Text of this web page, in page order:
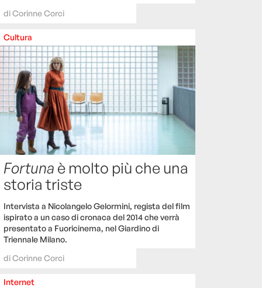
diCorinne Corci
Cultura
Fortuna è molto più che una
storia triste
Intervista a Nicolangelo Gelormini, regista del film
ispirato a un caso di cronaca del 2014 che verrà
presentato a Fuoricinema, nel Giardino di
Triennale Milano.
diCorinne Corci
Internet